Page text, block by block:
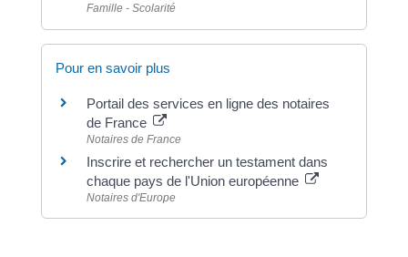
Famille - Scolarité
Pour en savoir plus
Portail des services en ligne des notaires
de France
Notaires de France
Inscrire et rechercher un testament dans
chaque pays de l'Union européenne
Notaires d'Europe